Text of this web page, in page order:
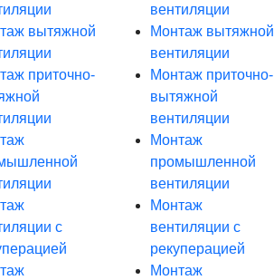
вытяжной
приточно-
с
вентиляции
Монтаж вытяжной
вентиляции
Монтаж приточно-
вытяжной
вентиляции
Монтаж
промышленной
вентиляции
Монтаж
вентиляции с
рекуперацией
Монтаж